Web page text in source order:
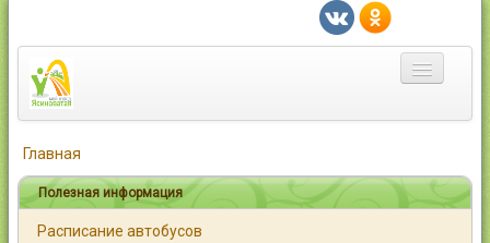
Город
Статьи
Главная
Полезная информация
Расписание автобусов